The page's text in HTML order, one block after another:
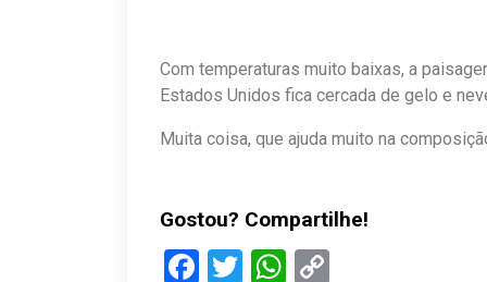
Com temperaturas muito baixas, a
Estados Unidos fica cercada de gelo e
Muita coisa, que ajuda muito na
Gostou? Compartilhe!
Facebook
TwitterWhatsApp